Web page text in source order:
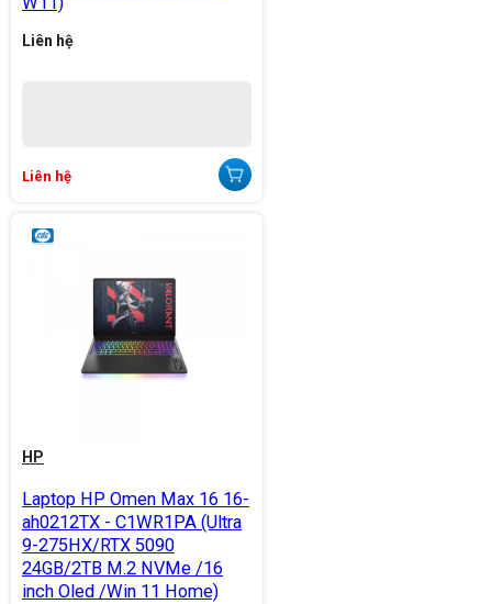
Liên hệ
Liên hệ
HP
Laptop HP Omen Max 16 16-
ah0212TX - C1WR1PA (Ultra
9-275HX/RTX 5090
24GB/2TB M.2 NVMe /16
inch Oled /Win 11 Home)